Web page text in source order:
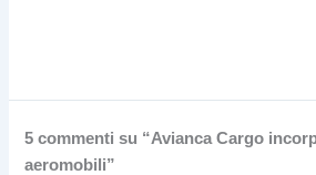
5 commenti su “Avianca Cargo
aeromobili”